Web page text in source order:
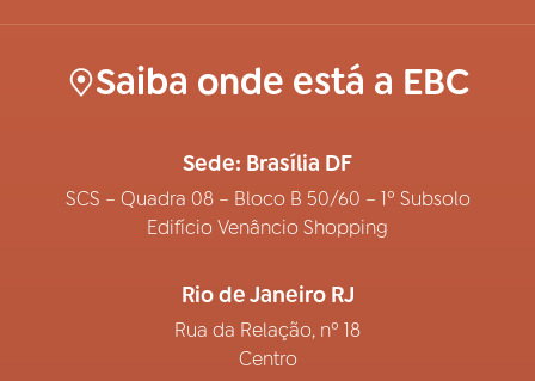
Saiba onde está a EBC
Sede: Brasília DF
SCS – Quadra 08 – Bloco B 50/60 – 1º Subsolo
Edifício Venâncio Shopping
Rio de Janeiro RJ
Rua da Relação, nº 18
Centro